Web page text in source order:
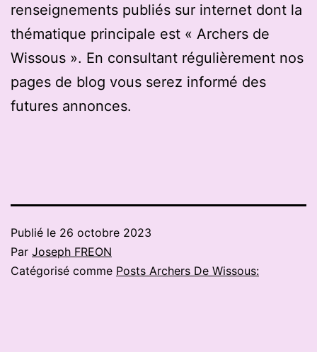
renseignements publiés sur internet dont la
thématique principale est « Archers de
Wissous ». En consultant régulièrement nos
pages de blog vous serez informé des
futures annonces.
Publié le 26 octobre 2023
Par Joseph FREON
Catégorisé comme Posts Archers De Wissous: